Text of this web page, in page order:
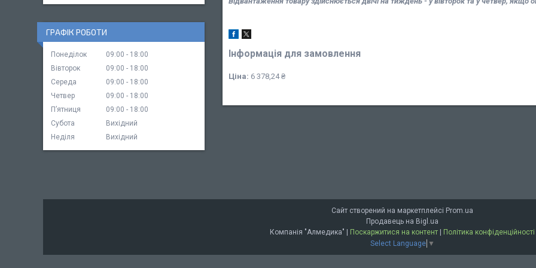
Інформація для замовлення
Ціна: 6 378,24 ₴
ГРАФІК РОБОТИ
Понеділок 09:00
18:00
Вівторок
09:00
18:00
Середа
09:00
18:00
Четвер
09:00
18:00
Пʼятниця
09:00
18:00
Субота
Вихідний
Неділя
Вихідний
Сайт створений на маркетплейсі Prom.ua
Продавець на Bigl.ua
Поскаржитися на контент
Політика конфіденційності
Select Language ▼